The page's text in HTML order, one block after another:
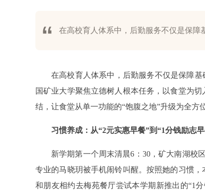
在高校育人体系中，后勤服务不仅是保障
在高校育人体系中，后勤服务不仅是保障
国矿业大学聚焦立德树人根本任务，以食堂为
结，让食堂从单一功能的“饱腹之地”升级为全方
习惯养成：从“2元实惠早餐”到“1分钱励志
新学期第一个周末清晨6：30，矿大南湖校
专业的马晓玥被手机闹铃叫醒。按照她的习惯
和朋友相约去梅苑餐厅尝试本学期新推出的“1